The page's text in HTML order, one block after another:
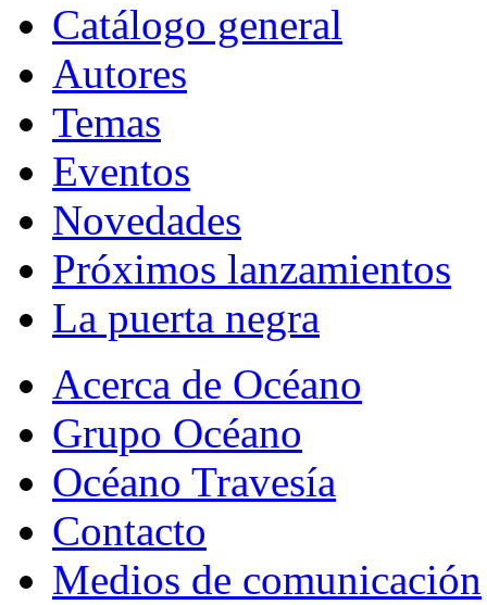
Catálogo general
Autores
Temas
Eventos
Novedades
Próximos lanzamientos
La puerta negra
Acerca de Océano
Grupo Océano
Océano Travesía
Contacto
Medios de comunicación